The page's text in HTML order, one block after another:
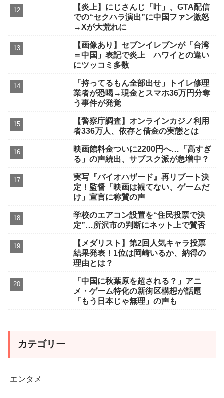
【炎上】にじさんじ「叶」、GTA配信
での“セクハラ演出”に中国ファン激怒
→Xが大荒れに
【画像あり】セブンイレブンが「台湾
＝中国」表記で炎上 ハワイとの違い
にツッコミ多数
「持ってるもん全部出せ」トイレ修理
業者が恐喝→現金とスマホ36万円分奪
う事件が発覚
【警察庁調査】オンラインカジノ利用
者336万人、依存と借金の実態とは
映画館料金ついに2200円へ…「高すぎ
る」の声続出、サブスク派が急増中？
実写『バイオハザード』再リブート決
定！監督「映画は観てない、ゲームだ
け」宣言に称賛の声
学校のエアコン設置を“住民投票で決
定”…所沢市の判断にネット上で賛否
【メダリスト】第2回人気キャラ投票
結果発表！1位は岡崎いるか、納得の
理由とは？
「中国に秋葉原を超される？」アニ
メ・ゲーム特化の新街区構想が話題
「もう日本じゃ無理」の声も
カテゴリー
エンタメ